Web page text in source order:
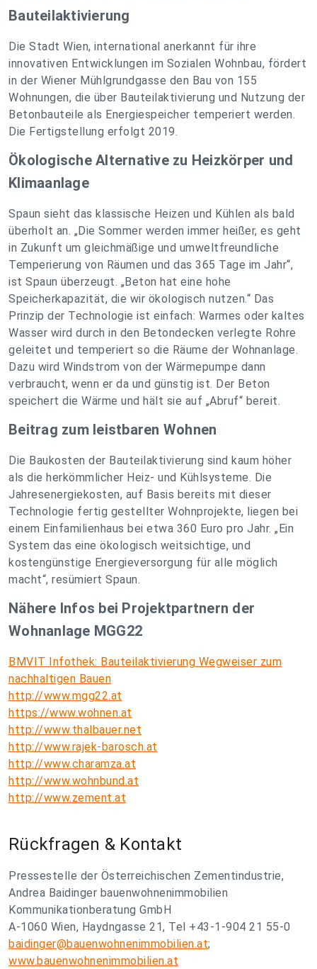
Bauteilaktivierung
Die Stadt Wien, international anerkannt für ihre
innovativen Entwicklungen im Sozialen Wohnbau, fördert
in der Wiener Mühlgrundgasse den Bau von 155
Wohnungen, die über Bauteilaktivierung und Nutzung der
Betonbauteile als Energiespeicher temperiert werden.
Die Fertigstellung erfolgt 2019.
Ökologische Alternative zu Heizkörper und
Klimaanlage
Spaun sieht das klassische Heizen und Kühlen als bald
überholt an. „Die Sommer werden immer heißer, es geht
in Zukunft um gleichmäßige und umweltfreundliche
Temperierung von Räumen und das 365 Tage im Jahr“,
ist Spaun überzeugt. „Beton hat eine hohe
Speicherkapazität, die wir ökologisch nutzen.“ Das
Prinzip der Technologie ist einfach: Warmes oder kaltes
Wasser wird durch in den Betondecken verlegte Rohre
geleitet und temperiert so die Räume der Wohnanlage.
Dazu wird Windstrom von der Wärmepumpe dann
verbraucht, wenn er da und günstig ist. Der Beton
speichert die Wärme und hält sie auf „Abruf“ bereit.
Beitrag zum leistbaren Wohnen
Die Baukosten der Bauteilaktivierung sind kaum höher
als die herkömmlicher Heiz- und Kühlsysteme. Die
Jahresenergiekosten, auf Basis bereits mit dieser
Technologie fertig gestellter Wohnprojekte, liegen bei
einem Einfamilienhaus bei etwa 360 Euro pro Jahr. „Ein
System das eine ökologisch weitsichtige, und
kostengünstige Energieversorgung für alle möglich
macht“, resümiert Spaun.
Nähere Infos bei Projektpartnern der
Wohnanlage MGG22
BMVIT Infothek: Bauteilaktivierung Wegweiser zum
nachhaltigen Bauen
http://www.mgg22.at
https://www.wohnen.at
http://www.thalbauer.net
http://www.rajek-barosch.at
http://www.charamza.at
http://www.wohnbund.at
http://www.zement.at
Rückfragen & Kontakt
Pressestelle der Österreichischen Zementindustrie,
Andrea Baidinger bauenwohnenimmobilien
Kommunikationberatung GmbH
A-1060 Wien, Haydngasse 21, Tel +43-1-904 21 55-0
baidinger@bauenwohnenimmobilien.at;
www.bauenwohnenimmobilien.at